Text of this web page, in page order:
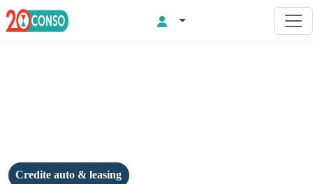
Credite auto & leasing